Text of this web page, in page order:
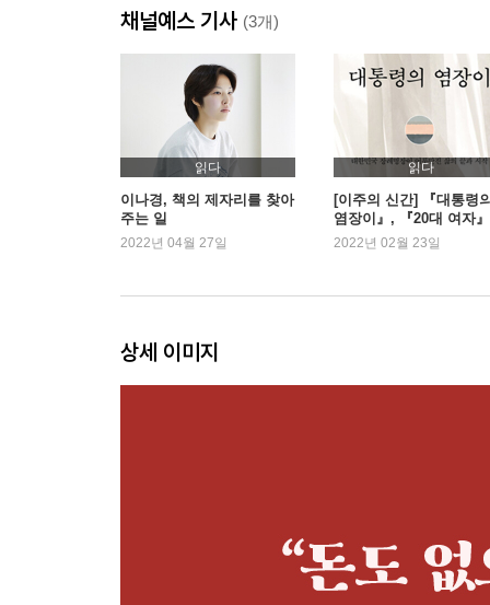
채널예스 기사 (3개)
읽다
이나경, 책의 제자리를 찾아
주는 일
2022년 04월 27일
읽다
[이주의 신간] 『대통령
염장이』, 『20대 여자
2022년 02월 23일
상세 이미지